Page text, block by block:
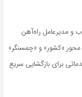
و مدیرعامل راه‌آهن
«کشور» و «چمسنگر»
برای بازگشایی سریع